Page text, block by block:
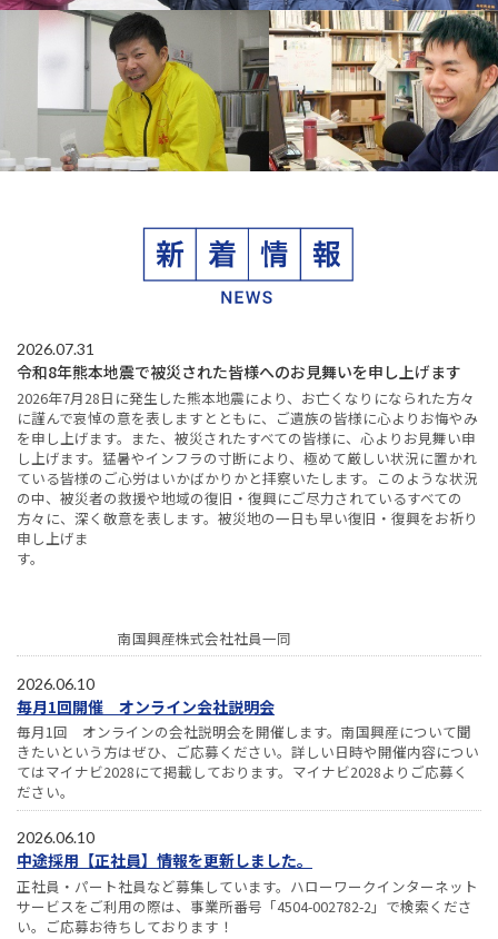
2026.07.31
令和8年熊本地震で被災された皆様へのお見舞いを申し上げます
2026年7月28日に発生した熊本地震により、お亡くなりになられた方々
に謹んで哀悼の意を表しますとともに、ご遺族の皆様に心よりお悔やみ
を申し上げます。また、被災されたすべての皆様に、心よりお見舞い申
し上げます。猛暑やインフラの寸断により、極めて厳しい状況に置かれ
ている皆様のご心労はいかばかりかと拝察いたします。このような状況
の中、被災者の救援や地域の復旧・復興にご尽力されているすべての
方々に、深く敬意を表します。被災地の一日も早い復旧・復興をお祈り
申し上げま
す。
南国興産株式会社社員一同
2026.06.10
毎月1回開催 オンライン会社説明会
毎月1回 オンラインの会社説明会を開催します。南国興産について聞
きたいという方はぜひ、ご応募ください。詳しい日時や開催内容につい
てはマイナビ2028にて掲載しております。マイナビ2028よりご応募く
ださい。
2026.06.10
中途採用【正社員】情報を更新しました。
正社員・パート社員など募集しています。ハローワークインターネット
サービスをご利用の際は、事業所番号「4504-002782-2」で検索くださ
い。ご応募お待ちしております！